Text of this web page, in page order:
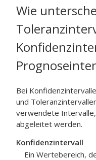
Wie
Bei
und
verwendete
abgeleitet werden.
Konfidenzintervall
Ein Wertebereich,